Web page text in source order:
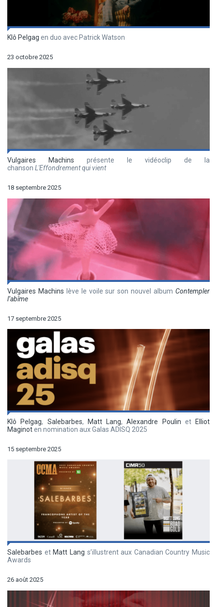
Klô Pelgag en duo avec Patrick Watson
23 octobre 2025
Vulgaires Machins présente le vidéoclip de la
chanson L'Effondrement qui vient
18 septembre 2025
Vulgaires Machins lève le voile sur son nouvel albumContempler
l’abîme
17 septembre 2025
Klô Pelgag, Salebarbes, Matt Lang,Alexandre Poulin et
Elliot
Maginoten nomination aux Galas ADISQ 2025
15 septembre 2025
Salebarbes et Matt Lang s’illustrent aux Canadian Country Music
Awards
26 août 2025